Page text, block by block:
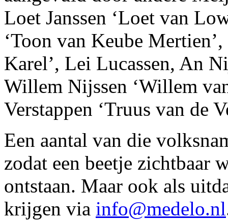
Loet Janssen ‘Loet van
‘Toon van Keube
Karel’, Lei Lucassen, An
Willem Nijssen ‘Willem
Verstappen ‘Truus van de
Een aantal van die
zodat een beetje zichtbaar
ontstaan. Maar ook als
krijgen via info@medelo.nl